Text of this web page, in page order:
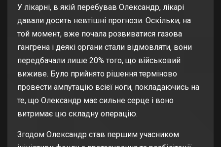
У лікарні, в якій перебував Олександр, лікарі
давали досить невтішні прогнози. Оскільки, на
той момент, вже почала розвиватися газова
гангрена і деякі органи стали відмовляти, вони
передбачали лише 20% того, що військовий
виживе. Було прийнято рішення терміново
провести ампутацію всієї ноги, покладаючись на
те, що Олександр має сильне серце і воно
витримає цю складну операцію.
Згодом Олександр став першим учасником